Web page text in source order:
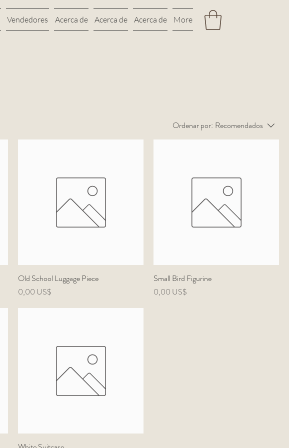
Vendedores Acerca de Acerca de Acerca de More
Ordenar por: Recomendados
Old School Luggage Piece
Precio
0,00 US$
Small Bird Figurine
Precio
0,00 US$